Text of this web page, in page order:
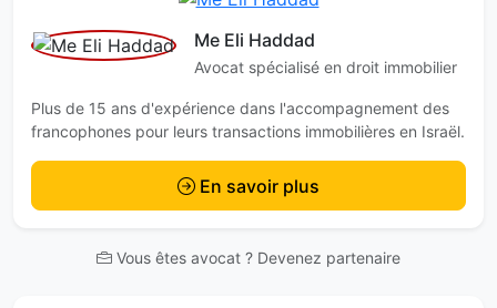
Me Eli Haddad
Avocat spécialisé en droit immobilier
Plus de 15 ans d'expérience dans l'accompagnement des
francophones pour leurs transactions immobilières en Israël.
En savoir plus
Vous êtes avocat ? Devenez partenaire